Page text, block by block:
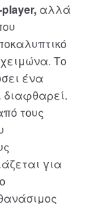
αλλά
Το
ένα
τους
για